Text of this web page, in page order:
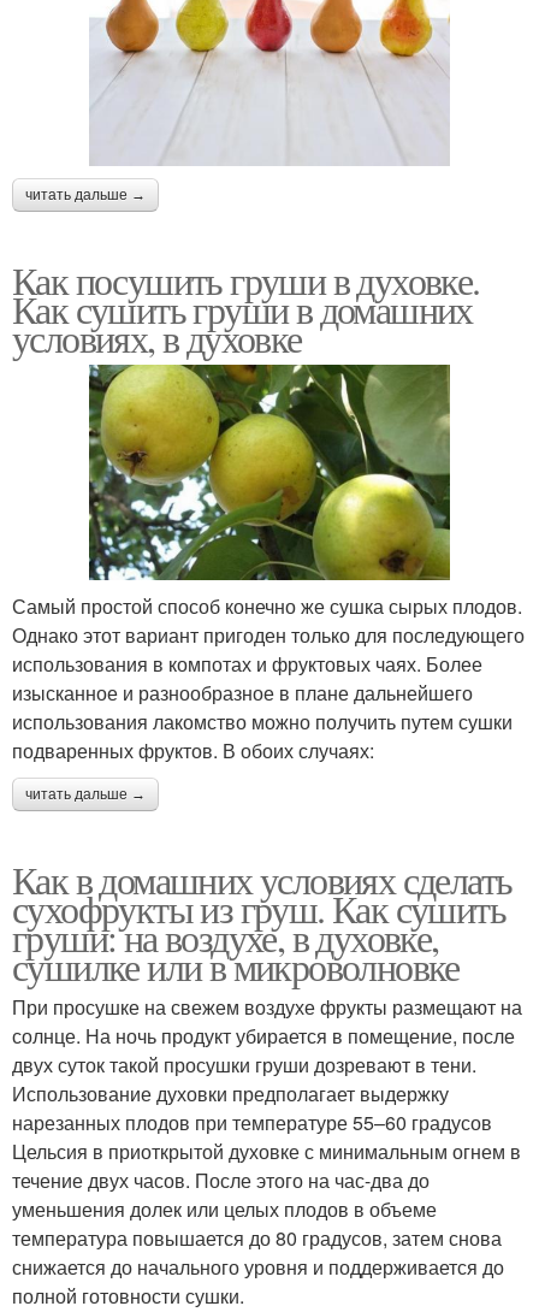
читать дальше →
Как посушить груши в духовке.
Как сушить груши в домашних
условиях, в духовке
Самый простой способ конечно же сушка сырых плодов.
Однако этот вариант пригоден только для последующего
использования в компотах и фруктовых чаях. Более
изысканное и разнообразное в плане дальнейшего
использования лакомство можно получить путем сушки
подваренных фруктов. В обоих случаях:
читать дальше →
Как в домашних условиях сделать
сухофрукты из груш. Как сушить
груши: на воздухе, в духовке,
сушилке или в микроволновке
При просушке на свежем воздухе фрукты размещают на
солнце. На ночь продукт убирается в помещение, после
двух суток такой просушки груши дозревают в тени.
Использование духовки предполагает выдержку
нарезанных плодов при температуре 55–60 градусов
Цельсия в приоткрытой духовке с минимальным огнем в
течение двух часов. После этого на час-два до
уменьшения долек или целых плодов в объеме
температура повышается до 80 градусов, затем снова
снижается до начального уровня и поддерживается до
полной готовности сушки.